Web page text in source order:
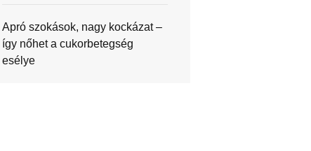
Apró szokások, nagy kockázat –
így nőhet a cukorbetegség
esélye